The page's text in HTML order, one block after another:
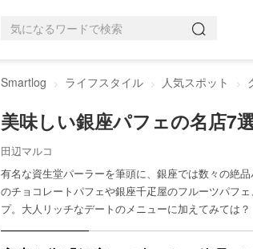
Smartlog ライフスタイル 人気スポット
美味しい銀座パフェの名店7
田辺マルコ
有名な資生堂パーラーを筆頭に、銀座では数々の絶
のチョコレートパフェや銀座千疋屋のフルーツパフ
プ。大人リッチなデートのメニューに加えてみては？